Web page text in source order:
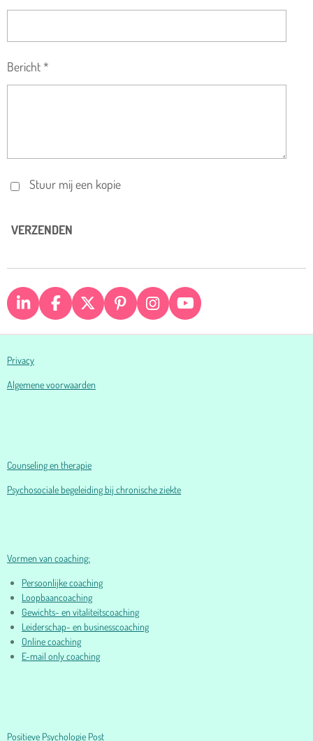
Bericht *
Stuur mij een kopie
VERZENDEN
L
I
N
E
D
F
A
C
O
X
P
I
N
I
N
S
Y
O
U
Privacy
Algemene voorwaarden
Counseling en therapie
Psychosociale begeleiding bij chronische ziekte
Vormen van coaching:
Persoonlijke coaching
Loopbaancoaching
Gewichts- en vitaliteitscoaching
Leiderschap- en businesscoaching
Online coaching
E-mail only coaching
Positieve Psychologie Post